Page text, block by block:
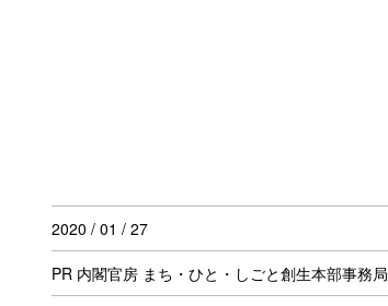
2020 / 01 / 27
PR 内閣官房 まち・ひと・しごと創生本部事務局